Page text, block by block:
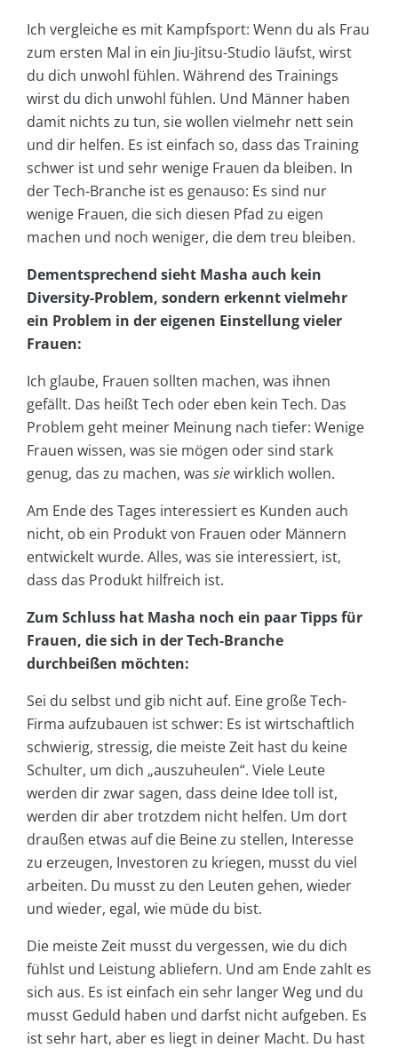
Ich vergleiche es mit Kampfsport: Wenn du als Frau
zum ersten Mal in ein Jiu-Jitsu-Studio läufst, wirst
du dich unwohl fühlen. Während des Trainings
wirst du dich unwohl fühlen. Und Männer haben
damit nichts zu tun, sie wollen vielmehr nett sein
und dir helfen. Es ist einfach so, dass das Training
schwer ist und sehr wenige Frauen da bleiben. In
der Tech-Branche ist es genauso: Es sind nur
wenige Frauen, die sich diesen Pfad zu eigen
machen und noch weniger, die dem treu bleiben.
Dementsprechend sieht Masha auch kein
Diversity-Problem, sondern erkennt vielmehr
ein Problem in der eigenen Einstellung vieler
Frauen:
Ich glaube, Frauen sollten machen, was ihnen
gefällt. Das heißt Tech oder eben kein Tech. Das
Problem geht meiner Meinung nach tiefer: Wenige
Frauen wissen, was sie mögen oder sind stark
genug, das zu machen, was siewirklich wollen.
Am Ende des Tages interessiert es Kunden auch
nicht, ob ein Produkt von Frauen oder Männern
entwickelt wurde. Alles, was sie interessiert, ist,
dass das Produkt hilfreich ist.
Zum Schluss hat Masha noch ein paar Tipps für
Frauen, die sich in der Tech-Branche
durchbeißen möchten:
Sei du selbst und gib nicht auf. Eine große Tech-
Firma aufzubauen ist schwer: Es ist wirtschaftlich
schwierig, stressig, die meiste Zeit hast du keine
Schulter, um dich „auszuheulen“. Viele Leute
werden dir zwar sagen, dass deine Idee toll ist,
werden dir aber trotzdem nicht helfen. Um dort
draußen etwas auf die Beine zu stellen, Interesse
zu erzeugen, Investoren zu kriegen, musst du viel
arbeiten. Du musst zu den Leuten gehen, wieder
und wieder, egal, wie müde du bist.
Die meiste Zeit musst du vergessen, wie du dich
fühlst und Leistung abliefern. Und am Ende zahlt es
sich aus. Es ist einfach ein sehr langer Weg und du
musst Geduld haben und darfst nicht aufgeben. Es
ist sehr hart, aber es liegt in deiner Macht. Du hast